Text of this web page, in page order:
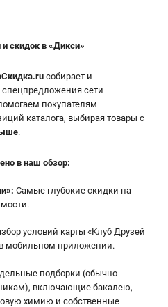
скидок в «Дикси»
собирает и
спецпредложения сети
покупателям
каталога, выбирая товары с
.
в наш обзор:
Самые глубокие скидки на
условий карты «Клуб Друзей
мобильном приложении.
подборки (обычно
включающие бакалею,
химию и собственные